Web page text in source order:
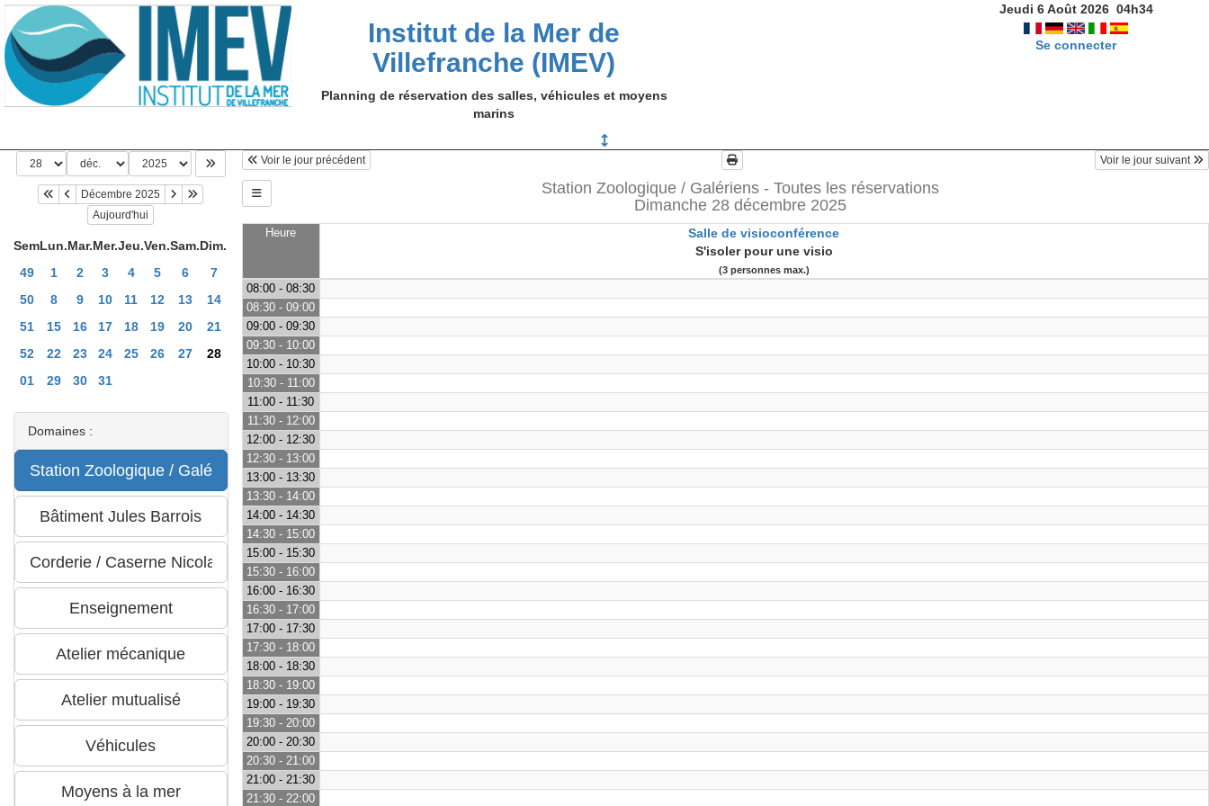
Institut de la Mer de
Villefranche (IMEV)
Planning de réservation des salles, véhicules et moyens
marins
Jeudi 6 Août 2026 04h34
Se connecter
Décembre 2025
Aujourd'hui
SemLun.Mar.Mer.Jeu.Ven.Sam.Dim.
49
1 2 3 4 5 6
7
50
8 9 10 11 12 13
14
51
15 16 17 18 19 20
21
52
22 23 24 25 26 27
28
01
29 30 31
Domaines :
Voir le jour précédent Voir le jour suivant
Station Zoologique / Galériens - Toutes les réservations
Dimanche 28 décembre 2025
Heure
Salle de visioconférence
S'isoler pour une visio
(3 personnes max.)
08:00 - 08:30
08:30 - 09:00
09:00 - 09:30
09:30 - 10:00
10:00 - 10:30
10:30 - 11:00
11:00 - 11:30
11:30 - 12:00
12:00 - 12:30
12:30 - 13:00
13:00 - 13:30
13:30 - 14:00
14:00 - 14:30
14:30 - 15:00
15:00 - 15:30
15:30 - 16:00
16:00 - 16:30
16:30 - 17:00
17:00 - 17:30
17:30 - 18:00
18:00 - 18:30
18:30 - 19:00
19:00 - 19:30
19:30 - 20:00
20:00 - 20:30
20:30 - 21:00
21:00 - 21:30
21:30 - 22:00